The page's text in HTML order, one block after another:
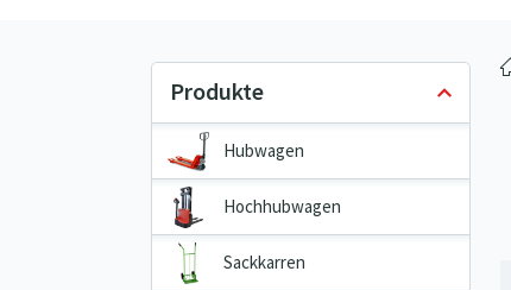
Hubwagen
Hochhubwagen
Sackkarren